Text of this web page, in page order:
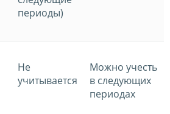
периоды)
Не
учитывается
Можно учесть
в следующих
периодах